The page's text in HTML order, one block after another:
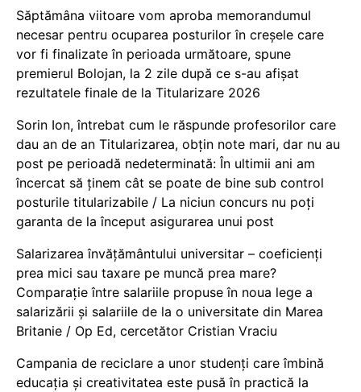
Săptămâna viitoare vom aproba memorandumul
necesar pentru ocuparea posturilor în creșele care
vor fi finalizate în perioada următoare, spune
premierul Bolojan, la 2 zile după ce s-au afișat
rezultatele finale de la Titularizare 2026
Sorin Ion, întrebat cum le răspunde profesorilor care
dau an de an Titularizarea, obțin note mari, dar nu au
post pe perioadă nedeterminată: În ultimii ani am
încercat să ținem cât se poate de bine sub control
posturile titularizabile / La niciun concurs nu poți
garanta de la început asigurarea unui post
Salarizarea învățământului universitar – coeficienți
prea mici sau taxare pe muncă prea mare?
Comparație între salariile propuse în noua lege a
salarizării și salariile de la o universitate din Marea
Britanie / Op Ed, cercetător Cristian Vraciu
Campania de reciclare a unor studenți care îmbină
educația și creativitatea este pusă în practică la